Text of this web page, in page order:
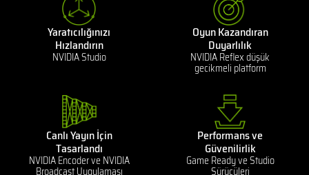
Yaratıcılığınızı
Hızlandırın
NVIDIA Studio
Oyun Kazandıran
Duyarlılık
NVIDIA Reflex düşük
gecikmeli platform
Canlı Yayın İçin
Tasarlandı
NVIDIA Encoder ve NVIDIA
Broadcast Uygulaması
Performans ve
Güvenilirlik
Game Ready ve Studio
Sürücüleri